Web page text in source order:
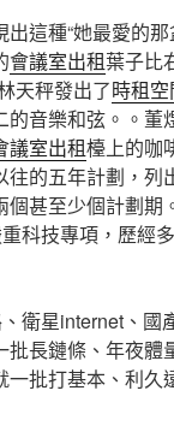
出這種“她最愛的
會議室出租葉子比
天秤發出了時租空
的音樂和弦。。董
議室出租檯上的咖
往的五年計劃，列
個甚至少個計劃期
科技專項，歷經
衛星internet、國
批長鏈條、年夜體
一批打基本、利久